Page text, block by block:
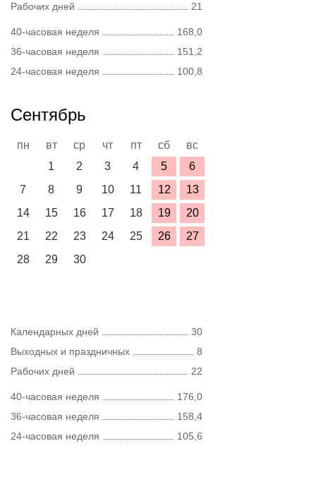
Рабочих дней
21
40-часовая неделя
168,0
36-часовая неделя
151,2
24-часовая неделя
100,8
Сентябрь
пн вт ср чт пт сб
вс
1
2 3 4 5
6
7
8 9 10 11 12
13
14
15 16 17 18 19
20
21
22 23 24 25 26
27
28
29 30
Календарных дней
30
Выходных и праздничных
8
Рабочих дней
22
40-часовая неделя
176,0
36-часовая неделя
158,4
24-часовая неделя
105,6